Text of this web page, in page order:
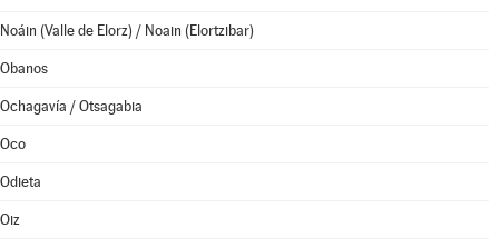
Noáin (Valle de Elorz) / Noain (Elortzibar)
Obanos
Ochagavía / Otsagabia
Oco
Odieta
Oiz